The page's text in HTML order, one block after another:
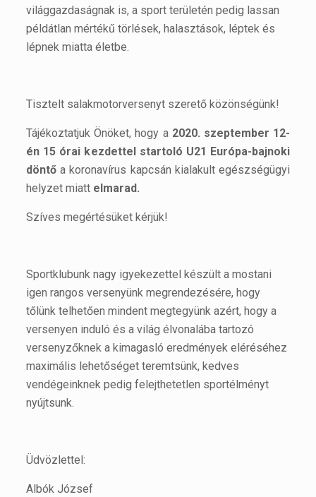
világgazdaságnak is, a sport területén pedig lassan
példátlan mértékű törlések, halasztások, léptek és
lépnek miatta életbe.
Tisztelt salakmotorversenyt szerető közönségünk!
Tájékoztatjuk Önöket, hogy a 2020. szeptember 12-
én 15 órai kezdettel startoló U21 Európa-bajnoki
döntőa koronavírus kapcsán kialakult egészségügyi
helyzet miatt elmarad.
Szíves megértésüket kérjük!
Sportklubunk nagy igyekezettel készült a mostani
igen rangos versenyünk megrendezésére, hogy
tőlünk telhetően mindent megtegyünk azért, hogy a
versenyen induló és a világ élvonalába tartozó
versenyzőknek a kimagasló eredmények eléréséhez
maximális lehetőséget teremtsünk, kedves
vendégeinknek pedig felejthetetlen sportélményt
nyújtsunk.
Üdvözlettel:
Albók József